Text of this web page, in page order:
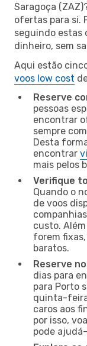
Saragoça
ofertas para si.
seguindo estas
dinheiro, sem
Aqui estão
voos low cost
Reserve
pessoas
encontrar
sempre
Desta
encontrar
mais pelos
Verifique
Quando o
de voos
custo.
forem
baratos.
Reserve
dias para
para Porto
quinta-
caros aos
por isso,
pode